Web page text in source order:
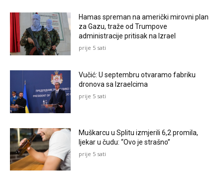
Hamas spreman na američki mirovni plan
za Gazu, traže od Trumpove
administracije pritisak na Izrael
prije 5 sati
Vučić: U septembru otvaramo fabriku
dronova sa Izraelcima
prije 5 sati
Muškarcu u Splitu izmjerili 6,2 promila,
ljekar u čudu: “Ovo je strašno”
prije 5 sati